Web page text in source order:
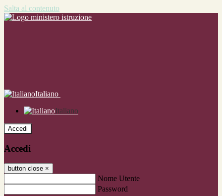
Salta al contenuto
Italiano
Italiano
Accedi
Accedi
button close ×
Nome Utente
Password